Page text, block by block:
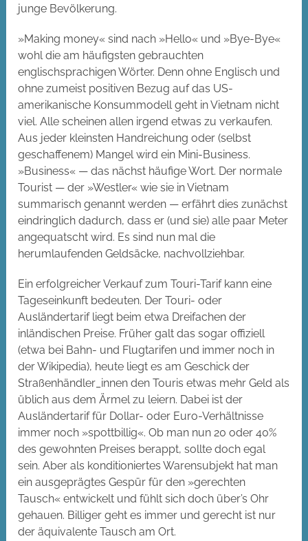
junge Bevölkerung.
»Making money« sind nach »Hello« und »Bye-Bye«
wohl die am häufigsten gebrauchten
englischsprachigen Wörter. Denn ohne Englisch und
ohne zumeist positiven Bezug auf das US-
amerikanische Konsummodell geht in Vietnam nicht
viel. Alle scheinen allen irgend etwas zu verkaufen.
Aus jeder kleinsten Handreichung oder (selbst
geschaffenem) Mangel wird ein Mini-Business.
»Business« — das nächst häufige Wort. Der normale
Tourist — der »Westler« wie sie in Vietnam
summarisch genannt werden — erfährt dies zunächst
eindringlich dadurch, dass er (und sie) alle paar Meter
angequatscht wird. Es sind nun mal die
herumlaufenden Geldsäcke, nachvollziehbar.
Ein erfolgreicher Verkauf zum Touri-Tarif kann eine
Tageseinkunft bedeuten. Der Touri- oder
Ausländertarif liegt beim etwa Dreifachen der
inländischen Preise. Früher galt das sogar offiziell
(etwa bei Bahn- und Flugtarifen und immer noch in
der Wikipedia), heute liegt es am Geschick der
Straßenhändler_innen den Touris etwas mehr Geld als
üblich aus dem Ärmel zu leiern. Dabei ist der
Ausländertarif für Dollar- oder Euro-Verhältnisse
immer noch »spottbillig«. Ob man nun 20 oder 40%
des gewohnten Preises berappt, sollte doch egal
sein. Aber als konditioniertes Warensubjekt hat man
ein ausgeprägtes Gespür für den »gerechten
Tausch« entwickelt und fühlt sich doch über’s Ohr
gehauen. Billiger geht es immer und gerecht ist nur
der äquivalente Tausch am Ort.